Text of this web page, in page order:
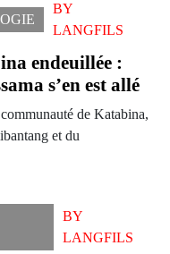
BY
LANGFILS
endeuillée :
s’en est allé
de Katabina,
et du
BY
LANGFILS